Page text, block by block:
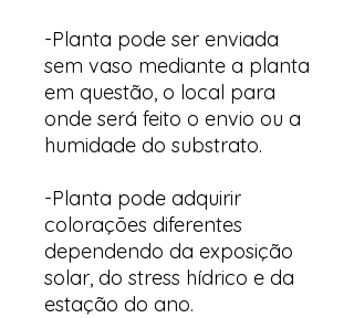
-Planta pode ser enviada
sem vaso mediante a planta
em questão, o local para
onde será feito o envio ou a
humidade do substrato.
-Planta pode adquirir
colorações diferentes
dependendo da exposição
solar, do stress hídrico e da
estação do ano.